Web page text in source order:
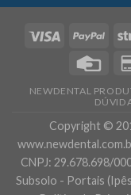
NEWDENTAL
Copyright ©
CNPJ: 29.678.698/
Subsolo - Portais